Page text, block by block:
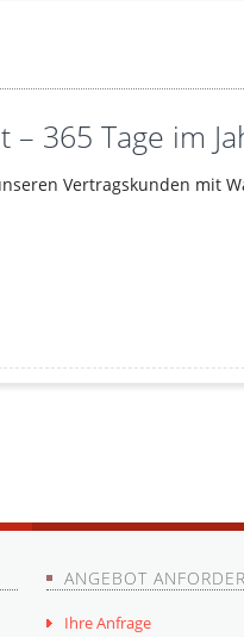
365 Tage im
Vertragskunden mit
ANGEBOT
Ihre Anfrage